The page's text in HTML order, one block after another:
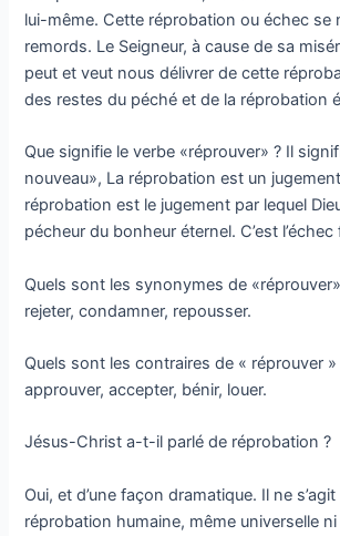
lui-même. Cette réprobation ou échec se
remords. Le Seigneur, à cause de sa
peut et veut nous délivrer de cette
des restes du péché et de la réprobation
Que signifie le verbe «réprouver» ? Il
nouveau», La réprobation est un
réprobation est le jugement par lequel
pécheur du bonheur éternel. C’est
Quels sont les synonymes de
rejeter, condamner, repousser.
Quels sont les contraires de « réprouver »
approuver, accepter, bénir, louer.
Jésus-Christ a-t-il parlé de réprobation ?
Oui, et d’une façon dramatique. Il ne
réprobation humaine, même universelle